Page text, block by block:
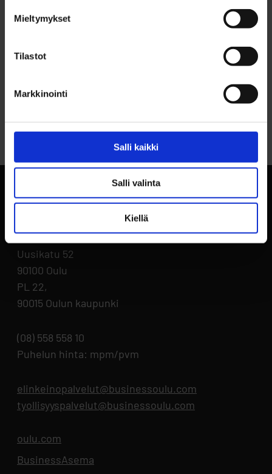
Mieltymykset
Tilastot
Markkinointi
Salli kaikki
Salli valinta
Kiellä
Palaa sivun alkuun
BusinessOulu
Uusikatu 52
90100 Oulu
PL 22,
90015 Oulun kaupunki
(08) 558 558 10
Puhelun hinta: mpm/pvm
elinkeinopalvelut@businessoulu.com
tyollisyyspalvelut@businessoulu.com
oulu.com
BusinessAsema